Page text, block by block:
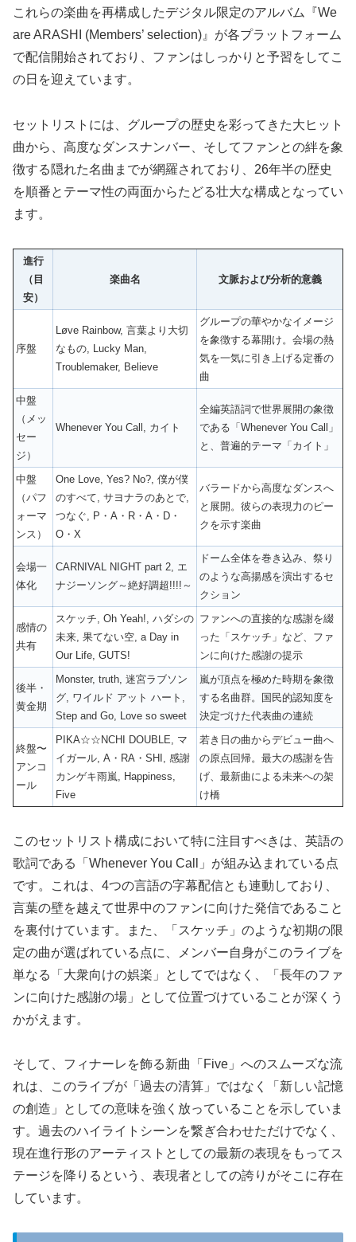
これらの楽曲を再構成したデジタル限定のアルバム『We
are ARASHI (Members’ selection)』が各プラットフォーム
で配信開始されており、ファンはしっかりと予習をしてこ
の日を迎えています。
セットリストには、グループの歴史を彩ってきた大ヒット
曲から、高度なダンスナンバー、そしてファンとの絆を象
徴する隠れた名曲までが網羅されており、26年半の歴史
を順番とテーマ性の両面からたどる壮大な構成となってい
ます。
進行
（目
安）
楽曲名 文脈および分析的意義
序盤
Løve Rainbow, 言葉より大切
なもの, Lucky Man,
Troublemaker, Believe
グループの華やかなイメージ
を象徴する幕開け。会場の熱
気を一気に引き上げる定番の
曲
中盤
（メッ
セー
ジ）
Whenever You Call, カイト
全編英語詞で世界展開の象徴
である「Whenever You Call」
と、普遍的テーマ「カイト」
中盤
（パフ
ォーマ
ンス）
One Love, Yes? No?, 僕が僕
のすべて, サヨナラのあとで,
つなぐ, P・A・R・A・D・
O・X
バラードから高度なダンスへ
と展開。彼らの表現力のピー
クを示す楽曲
会場一
体化
CARNIVAL NIGHT part 2, エ
ナジーソング～絶好調超!!!!～
ドーム全体を巻き込み、祭り
のような高揚感を演出するセ
クション
感情の
共有
スケッチ, Oh Yeah!, ハダシの
未来, 果てない空, a Day in
Our Life, GUTS!
ファンへの直接的な感謝を綴
った「スケッチ」など、ファ
ンに向けた感謝の提示
後半・
黄金期
Monster, truth, 迷宮ラブソン
グ, ワイルド アット ハート,
Step and Go, Love so sweet
嵐が頂点を極めた時期を象徴
する名曲群。国民的認知度を
決定づけた代表曲の連続
終盤〜
アンコ
ール
PIKA☆☆NCHI DOUBLE, マ
イガール, A・RA・SHI, 感謝
カンゲキ雨嵐, Happiness,
Five
若き日の曲からデビュー曲へ
の原点回帰。最大の感謝を告
げ、最新曲による未来への架
け橋
このセットリスト構成において特に注目すべきは、英語の
歌詞である「Whenever You Call」が組み込まれている点
です。これは、4つの言語の字幕配信とも連動しており、
言葉の壁を越えて世界中のファンに向けた発信であること
を裏付けています。また、「スケッチ」のような初期の限
定の曲が選ばれている点に、メンバー自身がこのライブを
単なる「大衆向けの娯楽」としてではなく、「長年のファ
ンに向けた感謝の場」として位置づけていることが深くう
かがえます。
そして、フィナーレを飾る新曲「Five」へのスムーズな流
れは、このライブが「過去の清算」ではなく「新しい記憶
の創造」としての意味を強く放っていることを示していま
す。過去のハイライトシーンを繋ぎ合わせただけでなく、
現在進行形のアーティストとしての最新の表現をもってス
テージを降りるという、表現者としての誇りがそこに存在
しています。